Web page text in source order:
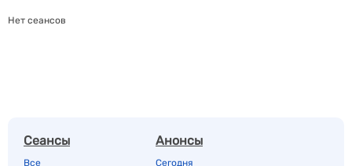
Нет сеансов
Сеансы
Все
Анонсы
Сегодня